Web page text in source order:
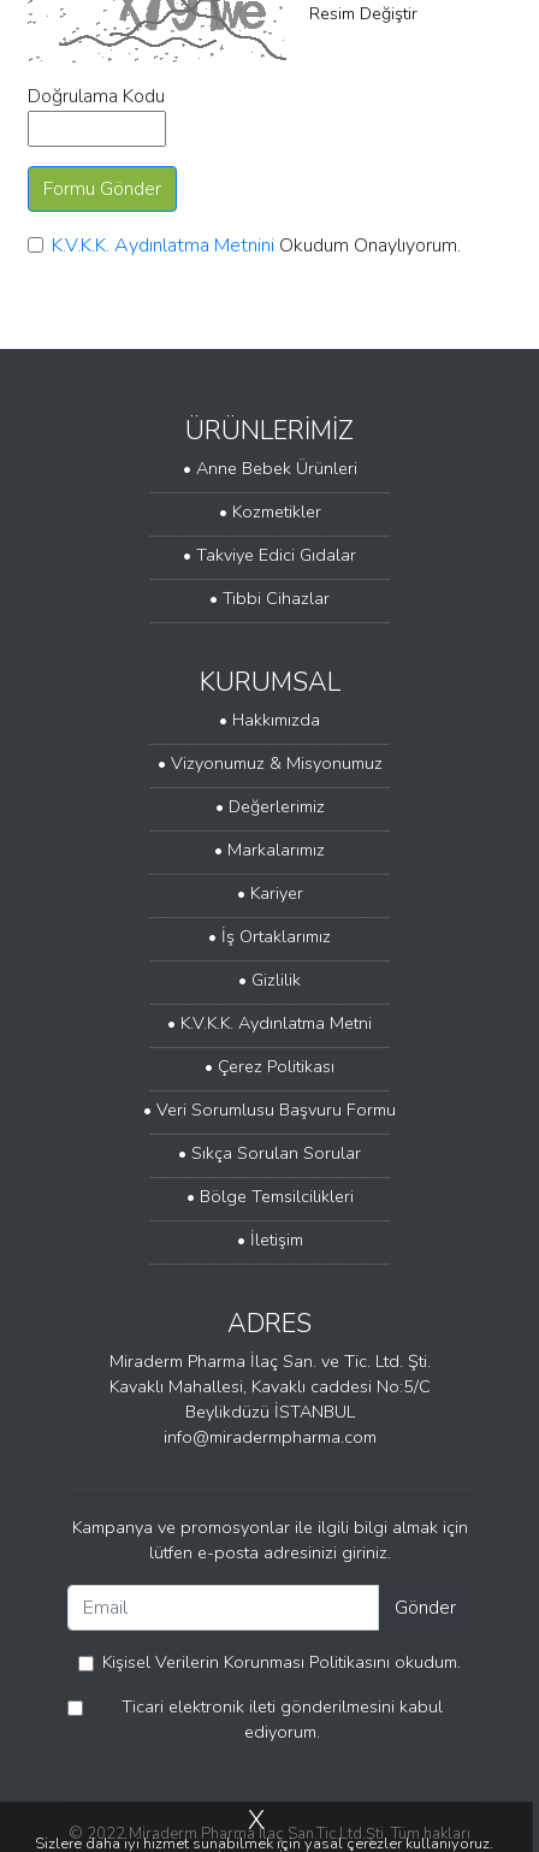
Resim Değiştir
Doğrulama Kodu
Formu Gönder
K.V.K.K. Aydınlatma Metnini Okudum Onaylıyorum.
ÜRÜNLERİMİZ
• Anne Bebek Ürünleri
....................................................................................................
• Kozmetikler
....................................................................................................
• Takviye Edici Gıdalar
....................................................................................................
• Tıbbi Cihazlar
....................................................................................................
KURUMSAL
• Hakkımızda
....................................................................................................
• Vizyonumuz & Misyonumuz
....................................................................................................
• Değerlerimiz
....................................................................................................
• Markalarımız
....................................................................................................
• Kariyer
....................................................................................................
• İş Ortaklarımız
....................................................................................................
• Gizlilik
....................................................................................................
• K.V.K.K. Aydınlatma Metni
....................................................................................................
• Çerez Politikası
....................................................................................................
• Veri Sorumlusu Başvuru Formu
....................................................................................................
• Sıkça Sorulan Sorular
....................................................................................................
• Bölge Temsilcilikleri
....................................................................................................
• İletişim
....................................................................................................
ADRES
Miraderm Pharma İlaç San. ve Tic. Ltd. Şti.
Kavaklı Mahallesi, Kavaklı caddesi No:5/C
Beylikdüzü İSTANBUL
info@miradermpharma.com
Kampanya ve promosyonlar ile ilgili bilgi almak için
lütfen e-posta adresinizi giriniz.
Gönder
Kişisel Verilerin Korunması Politikasını okudum.
Ticari elektronik ileti gönderilmesini kabul
ediyorum.
© 2022 Miraderm Pharma İlaç San.Tic.Ltd.Şti. Tüm hakları
X
Sizlere daha iyi hizmet sunabilmek için yasal çerezler kullanıyoruz.